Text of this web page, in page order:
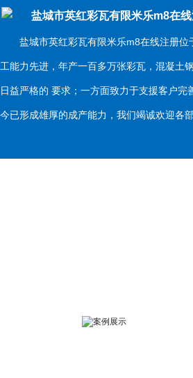
盐城市英红彩瓦有限米乐m8在
盐城市英红彩瓦有限米乐m8在线注册位于
工能力先进，年产一百多万张彩瓦，混凝
日益严格的 要求；一方面致力于支援客户
今已形成雄厚的成产能力，我们竭诚欢迎